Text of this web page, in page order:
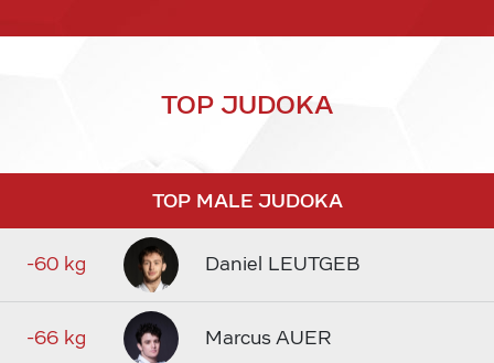
TOP JUDOKA
TOP MALE JUDOKA
-60 kg Daniel LEUTGEB
-66 kg Marcus AUER